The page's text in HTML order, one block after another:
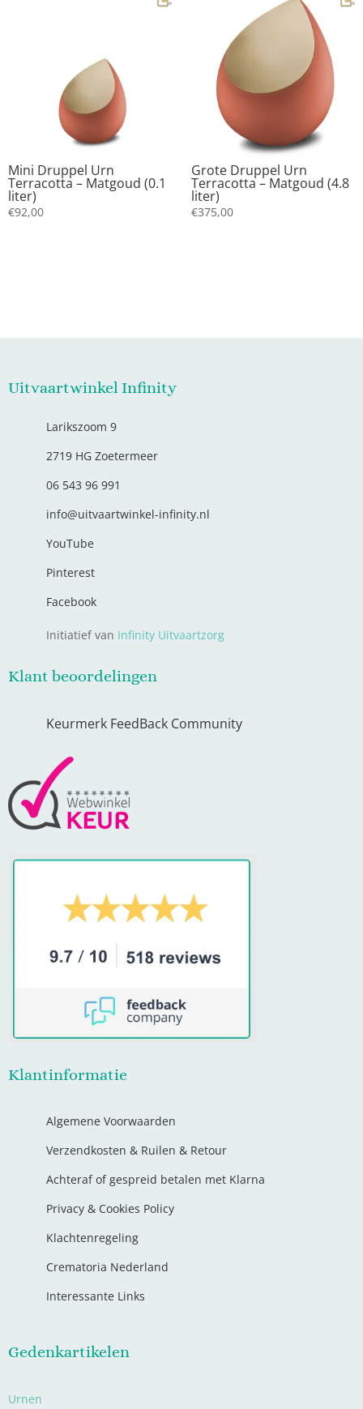
Mini Druppel Urn
Terracotta – Matgoud (0.1
liter)
€92,00
Grote Druppel Urn
Terracotta – Matgoud (4.8
liter)
€375,00
Uitvaartwinkel Infinity
Larikszoom 9
2719 HG Zoetermeer
06 543 96 991
info@uitvaartwinkel-infinity.nl
YouTube
Pinterest
Facebook
Initiatief van Infinity Uitvaartzorg
Klant beoordelingen
Keurmerk FeedBack Community
Klantinformatie
Algemene Voorwaarden
Verzendkosten & Ruilen & Retour
Achteraf of gespreid betalen met Klarna
Privacy & Cookies Policy
Klachtenregeling
Crematoria Nederland
Interessante Links
Gedenkartikelen
Urnen